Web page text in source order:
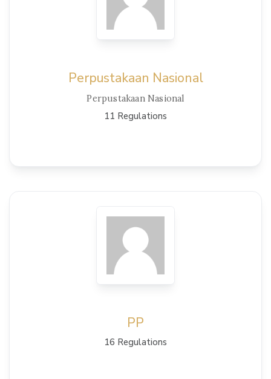
Perpustakaan Nasional
Perpustakaan Nasional
11 Regulations
View Details
PP
16 Regulations